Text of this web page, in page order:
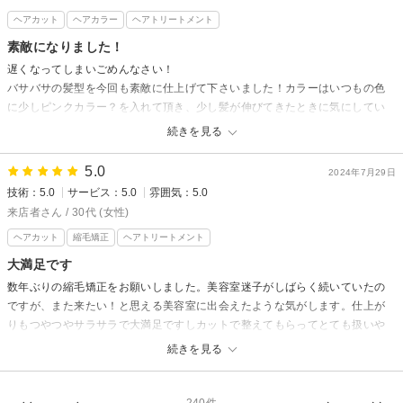
間に他美容室も行きましたが納得いかず…
改めてこれからも宜しくお願い致します。とっても丁寧な施術ありがとうご
ざいました♪
半個室 rire hair 香椎店からの返信
あき様
先日はお暑い中ご来店いただきありがとうございました。
素敵な口コミもありがとうございます。
今回もしっかりオーダーをして頂けて、私も施術がスムーズに行き、縮毛
矯正にカラーで満足してくださり、私も大変嬉しく思います。
その後やりづらいところなどございませんか？
何かございましたら何なりとお申し付けください。
次回は1ヵ月後カラーメインで満足して頂けるよう努力して参ります。
またのご来店心よりお待ちしております
ヘアカット ヘアカラー ヘアトリートメント
素敵になりました！
続きを見る
遅くなってしまいごめんなさい！
バサバサの髪型を今回も素敵に仕上げて下さいました！カラーはいつもの色
に少しピンクカラー？を入れて頂き、少し髪が伸びてきたときに気にしてい
た白髪も余り目立たなく、いつもより色味も軽やかになって、とってもよか
つも満足しかありません。ありがとうございます！またお伺いします、宜し
半個室 rire hair 香椎店からの返信
ハナブー様
先日はお暑い中ご来店いただきありがとうございました。
いつも素敵な口コミもありがとうございます。
今回はいつもと色味を変えてみたので、今回の色味も気に入って頂けて大
変嬉しく思います。
その後やりづらいところなどございませんか？
よう努力して参ります。
2024年7月29日
5.0
技術：5.0 サービス：5.0
雰囲気：5.0
来店者さん / 30代 (女性)
ヘアカット 縮毛矯正 ヘアトリートメント
大満足です
続きを見る
数年ぶりの縮毛矯正をお願いしました。美容室迷子がしばらく続いていたの
ですが、また来たい！と思える美容室に出会えたような気がします。仕上が
りもつやつやサラサラで大満足ですしカットで整えてもらってとても扱いや
すくなりました。担当してくださった美容師さんとお話するのも楽しくて、